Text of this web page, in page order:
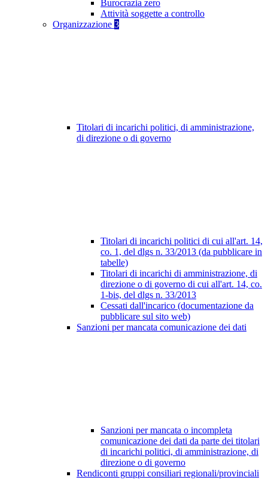
Burocrazia zero
Attività soggette a controllo
Organizzazione 3
Titolari di incarichi politici, di amministrazione,
di direzione o di governo
Titolari di incarichi politici di cui all'art. 14,
co. 1, del dlgs n. 33/2013 (da pubblicare in
tabelle)
Titolari di incarichi di amministrazione, di
direzione o di governo di cui all'art. 14, co.
1-bis, del dlgs n. 33/2013
Cessati dall'incarico (documentazione da
pubblicare sul sito web)
Sanzioni per mancata comunicazione dei dati
Sanzioni per mancata o incompleta
comunicazione dei dati da parte dei titolari
di incarichi politici, di amministrazione, di
direzione o di governo
Rendiconti gruppi consiliari regionali/provinciali